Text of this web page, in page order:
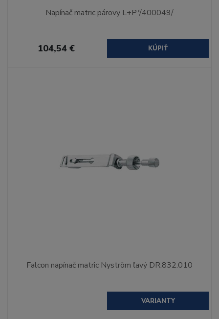
Napínač matric párovy L+P*/400049/
104,54 € KÚPIŤ
Falcon napínač matric Nyström ľavý DR.832.010
VARIANTY